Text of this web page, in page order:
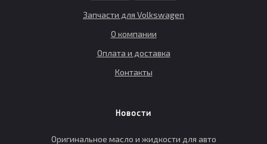
Запчасти для Volkswagen
О компании
Оплата и доставка
Контакты
Новости
Оригинальное масло и жидкости для авто